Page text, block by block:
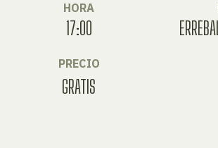
HORA
17:00
PRECIO
GRATIS